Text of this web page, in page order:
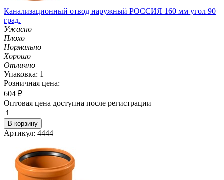
Канализационный отвод наружный РОССИЯ 160 мм угол 90
град.
Ужасно
Плохо
Нормально
Хорошо
Отлично
Упаковка: 1
Розничная цена:
604 ₽
Оптовая цена доступна после регистрации
В корзину
Артикул: 4444